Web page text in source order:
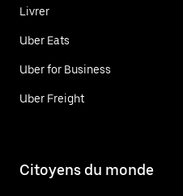
Livrer
Uber Eats
Uber for Business
Uber Freight
Citoyens du monde